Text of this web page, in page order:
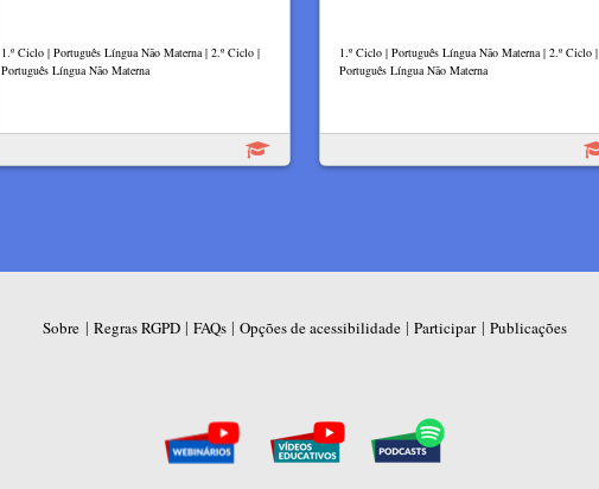
1.º Ciclo | Português Língua Não Materna | 2.º Ciclo |
Português Língua Não Materna
1.º Ciclo | Português Língua Não Materna | 2.º Ciclo |
Português Língua Não Materna
Sobre | Regras RGPD | FAQs | Opções de acessibilidade | Participar| Publicações